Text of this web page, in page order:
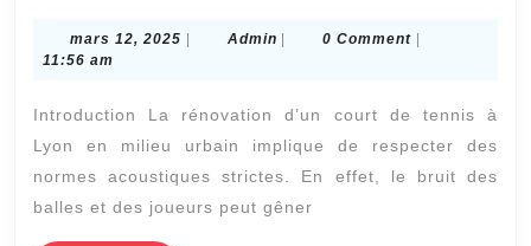
court
tennis
à
Lyon
mars 12, 2025 mars
| AdminAdmin
| 0 Comment |
11:56 am
Introduction La rénovation d’un court de tennis à
Lyon en milieu urbain implique de respecter des
normes acoustiques strictes. En effet, le bruit des
balles et des joueurs peut gêner